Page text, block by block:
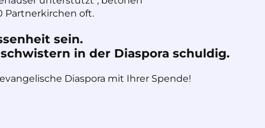
Partnerkirchen oft.
sein.
in der Diaspora schuldig.
Diaspora mit Ihrer Spende!